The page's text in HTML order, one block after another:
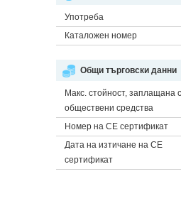
Употреба
Каталожен номер
Общи търговски данни
Макс. стойност, заплащана с
обществени средства
Номер на CE сертификат
Дата на изтичане на CE
сертификат